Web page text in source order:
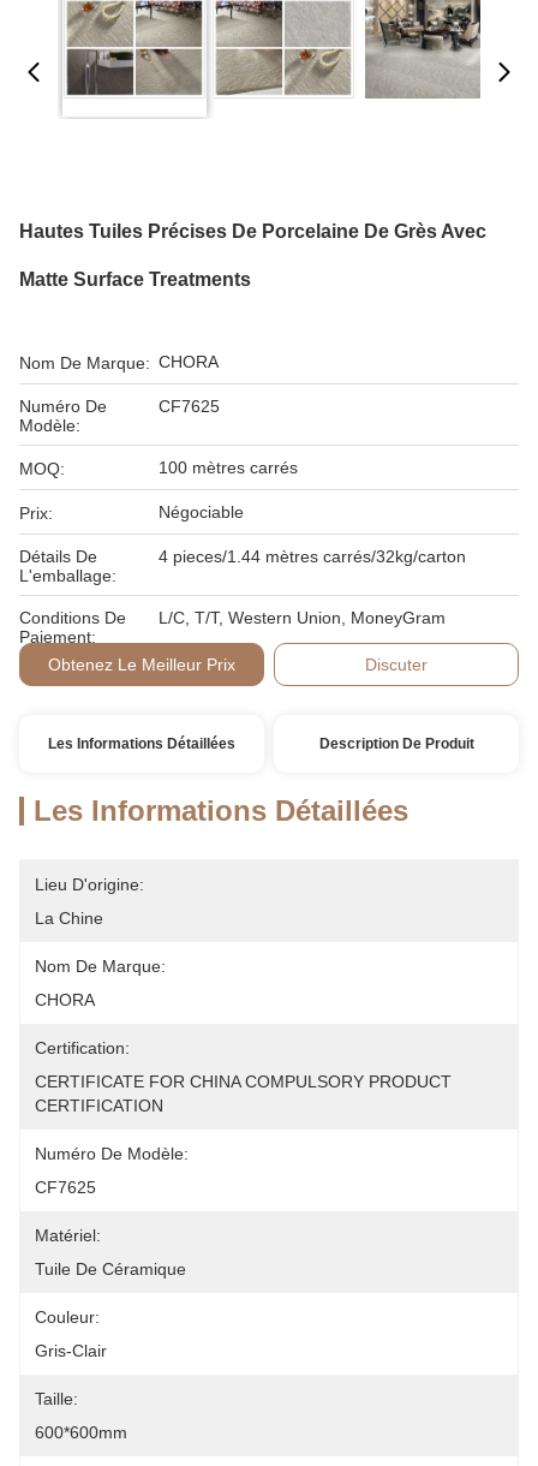
Hautes Tuiles Précises De Porcelaine De Grès Avec
Matte Surface Treatments
Nom De Marque: CHORA
Numéro De
Modèle:
CF7625
MOQ: 100 mètres carrés
Prix: Négociable
Détails De
L'emballage:
4 pieces/1.44 mètres carrés/32kg/carton
Conditions De
Paiement:
L/C, T/T, Western Union, MoneyGram
Obtenez Le Meilleur Prix Discuter
Les Informations Détaillées Description De Produit
Les Informations Détaillées
Lieu D'origine:
La Chine
Nom De Marque:
CHORA
Certification:
CERTIFICATE FOR CHINA COMPULSORY PRODUCT
CERTIFICATION
Numéro De Modèle:
CF7625
Matériel:
Tuile De Céramique
Couleur:
Gris-Clair
Taille:
600*600mm